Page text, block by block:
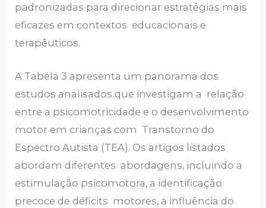
padronizadas para direcionar estratégias mais
eficazes em contextos educacionais e
terapêuticos.
A Tabela 3 apresenta um panorama dos
estudos analisados que investigam a relação
entre a psicomotricidade e o desenvolvimento
motor em crianças com Transtorno do
Espectro Autista (TEA). Os artigos listados
abordam diferentes abordagens, incluindo a
estimulação psicomotora, a identificação
precoce de déficits motores, a influência do